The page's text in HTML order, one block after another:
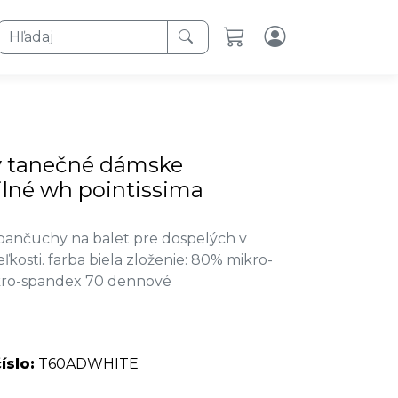
tanečné dámske
wh pointissima
na balet pre dospelých v
farba biela zloženie: 80% mikro-
spandex 70 dennové
T60ADWHITE